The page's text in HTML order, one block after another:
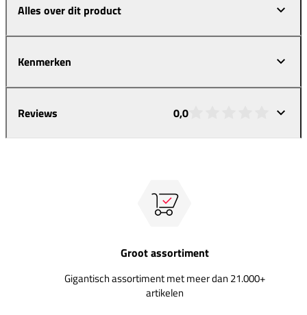
Alles over dit product
Kenmerken
Reviews 0,0
Groot assortiment
Gigantisch assortiment met meer dan 21.000+
artikelen